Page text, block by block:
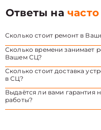
Ответы на
Сколько стоит ремонт в
Сколько времени занимает
Вашем СЦ?
Сколько стоит доставка
в СЦ?
Выдаётся ли вами гарантия
работы?